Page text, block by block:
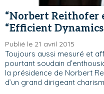
“Norbert Reithofer
“Efficient
Publié le 21 avril 2015
Toujours aussi mesuré et
pourtant soudain
la présidence de Norbert
d’un grand dirigeant